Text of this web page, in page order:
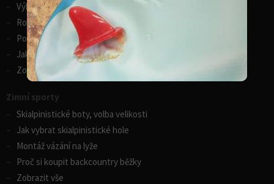
Výběr pádla na paddleboard
Rozdíly v paddleboardech
Porovnání kánoí Gumotex
Jak vybrat kajak
Zobrazit vše
Zimní sporty
Skialpinistické boty, volba velikosti
Jak vybrat skialpinistické hole
Montáž vázání na lyže
Proč si koupit backcountry běžky
Zobrazit vše